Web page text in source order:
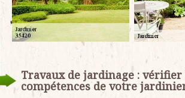
Travaux de jardinage : vérifier
compétences de votre